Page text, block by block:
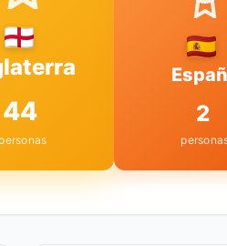
44
personas
2